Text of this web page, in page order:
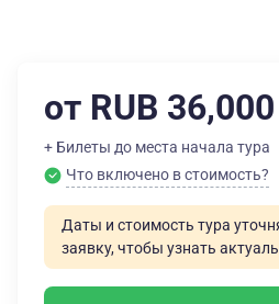
от RUB 36,000
+ Билеты до места начала тура
Что включено в стоимость?
Даты и стоимость тура
заявку, чтобы узнать